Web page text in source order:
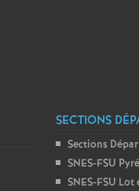
SECTIONS
Sections
SNES-FSU
SNES-FSU